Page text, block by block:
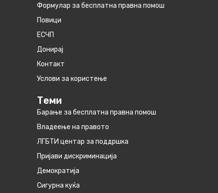
Формулар за бесплатна правна помош
Повици
ЕСЧП
Донирај
Контакт
Услови за користење
Теми
Барање за бесплатна правна помош
Владеење на правото
ЛГБТИ центар за поддршка
Пријави дискриминација
Демократија
Сигурна куќа